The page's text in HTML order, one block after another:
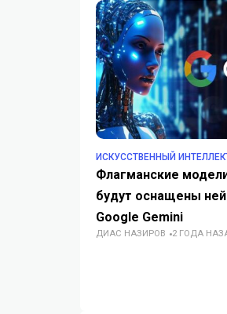
ИСКУССТВЕННЫЙ
Флагманские
будут оснащены
Google Gemini
ДИАС НАЗИРОВ 2 ГОДА